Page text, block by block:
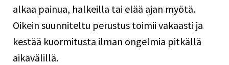
alkaa painua, halkeilla tai elää ajan myötä.
Oikein suunniteltu perustus toimii vakaasti ja
kestää kuormitusta ilman ongelmia pitkällä
aikavälillä.